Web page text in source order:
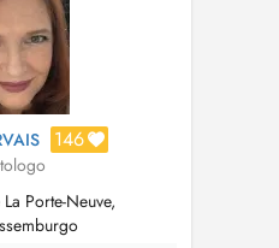
cardiovasculaires...
146
Porte-Neuve,